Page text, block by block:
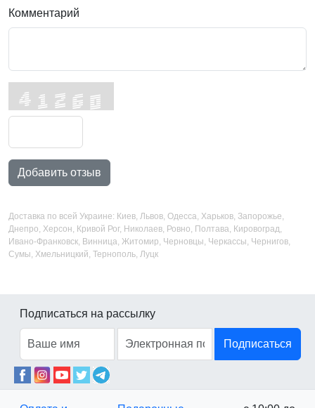
Комментарий
Добавить отзыв
Доставка по всей Украине: Киев, Львов, Одесса, Харьков, Запорожье,
Днепро, Херсон, Кривой Рог, Николаев, Ровно, Полтава, Кировоград,
Ивано-Франковск, Винница, Житомир, Черновцы, Черкассы, Чернигов,
Сумы, Хмельницкий, Тернополь, Луцк
Подписаться на рассылку
Подписаться